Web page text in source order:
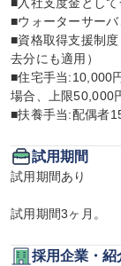
■ウォーターサー
■資格取得支援制
去分にも適用）
■住宅手当:10,000
場合、上限50,000
■扶養手当:配偶者
試用期間
試用期間あり
試用期間3ヶ月。
採用企業・紹